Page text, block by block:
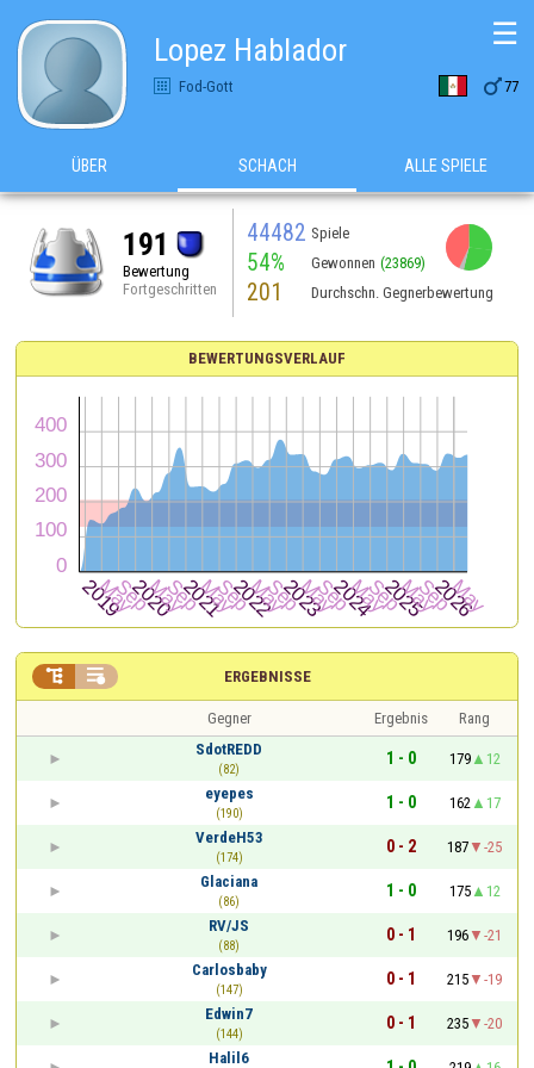
Lopez Hablador
Fod-Gott 77
☰
ÜBER SCHACH ALLE SPIELE
191
Bewertung
Fortgeschritten
44482 Spiele
54% Gewonnen (23869)
201 Durchschn. Gegnerbewertung
BEWERTUNGSVERLAUF
ERGEBNISSE
 
Gegner Ergebnis
Rang
SdotREDD
(82)
1 - 0 179
12
eyepes
(190)
1 - 0 162
17
VerdeH53
(174)
0 - 2 187
-25
Glaciana
(86)
1 - 0 175
12
RV/JS
(88)
0 - 1 196
-21
Carlosbaby
(147)
0 - 1 215
-19
Edwin7
(144)
0 - 1 235
-20
Halil6